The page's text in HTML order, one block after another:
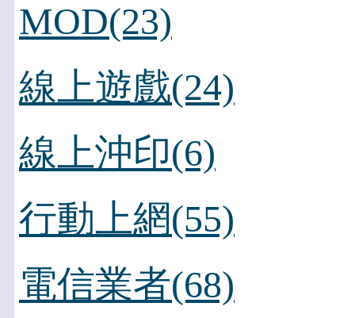
MOD(23)
線上遊戲(24)
線上沖印(6)
行動上網(55)
電信業者(68)